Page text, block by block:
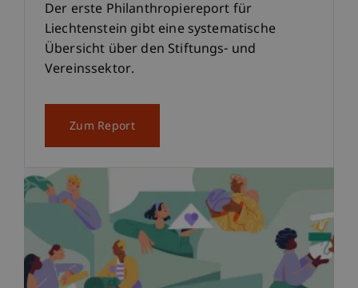
Der erste Philanthropiereport für
Liechtenstein gibt eine systematische
Übersicht über den Stiftungs- und
Vereinssektor.
Zum Report